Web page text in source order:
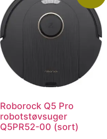
Roborock Q5 Pro
robotstøvsuger
Q5PR52-00 (sort)